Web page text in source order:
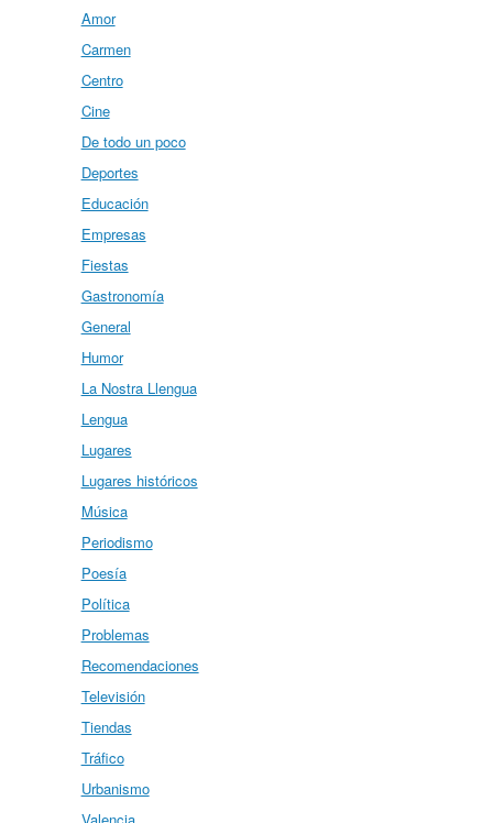
Amor
Carmen
Centro
Cine
De todo un poco
Deportes
Educación
Empresas
Fiestas
Gastronomía
General
Humor
La Nostra Llengua
Lengua
Lugares
Lugares históricos
Música
Periodismo
Poesía
Política
Problemas
Recomendaciones
Televisión
Tiendas
Tráfico
Urbanismo
Valencia